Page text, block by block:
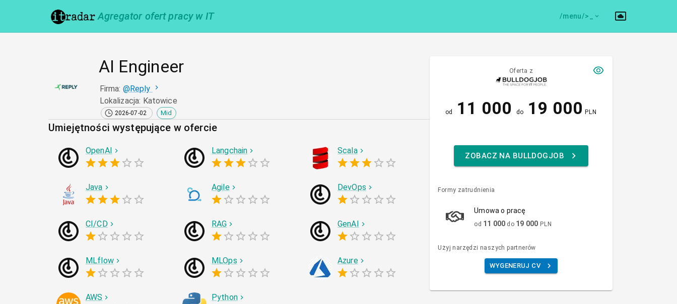
Agregator ofert pracy w IT /menu/>
AI Engineer
Firma: @Reply
Lokalizacja: Katowice
2026-07-02 Mid
Umiejętności występujące w ofercie
OpenAI Langchain Scala
Java Agile DevOps
CI/CD RAG GenAI
MLflow MLOps Azure
AWS Python
Oferta z
od 11 000 do 19 000 PLN
ZOBACZ NA BULLDOGJOB
Formy zatrudnienia
Umowa o pracę
od 11 000 do 19 000 PLN
Użyj narzędzi naszych partnerów
WYGENERUJ CV